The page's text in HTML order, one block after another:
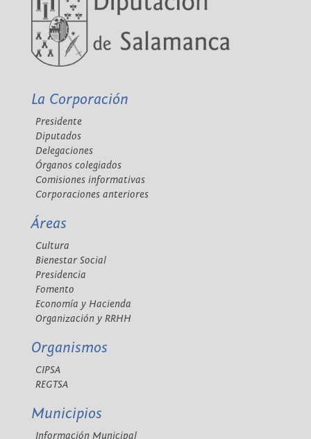
La Corporación
Presidente
Diputados
Delegaciones
Órganos colegiados
Comisiones informativas
Corporaciones anteriores
Áreas
Cultura
Bienestar Social
Presidencia
Fomento
Economía y Hacienda
Organización y RRHH
Organismos
CIPSA
REGTSA
Municipios
Información Municipal